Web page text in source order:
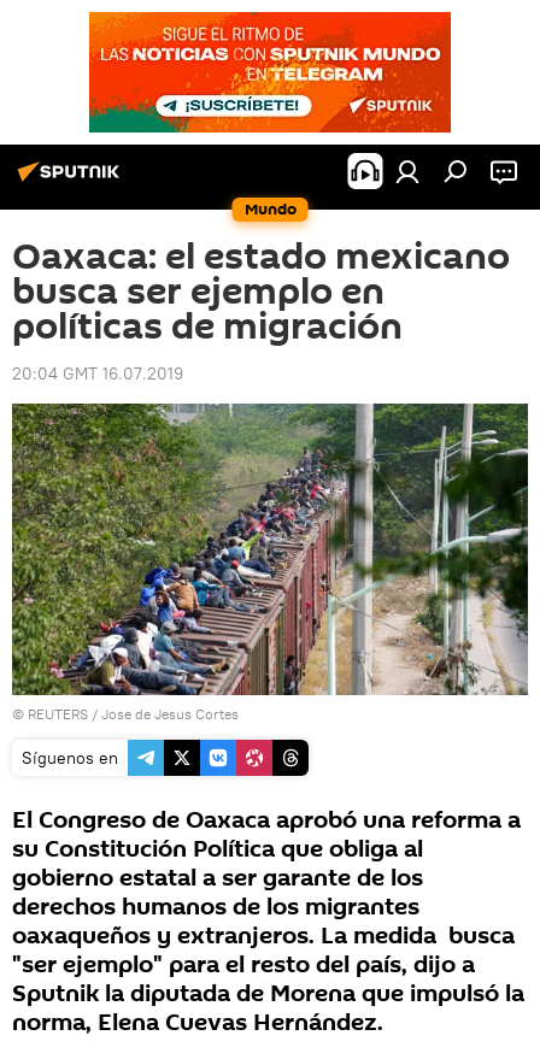
Mundo
Oaxaca: el estado mexicano
busca ser ejemplo en
políticas de migración
20:04 GMT 16.07.2019
© REUTERS / Jose de Jesus Cortes
Síguenos en
El Congreso de Oaxaca aprobó una reforma a
su Constitución Política que obliga al
gobierno estatal a ser garante de los
derechos humanos de los migrantes
oaxaqueños y extranjeros. La medida busca
"ser ejemplo" para el resto del país, dijo a
Sputnik la diputada de Morena que impulsó la
norma, Elena Cuevas Hernández.